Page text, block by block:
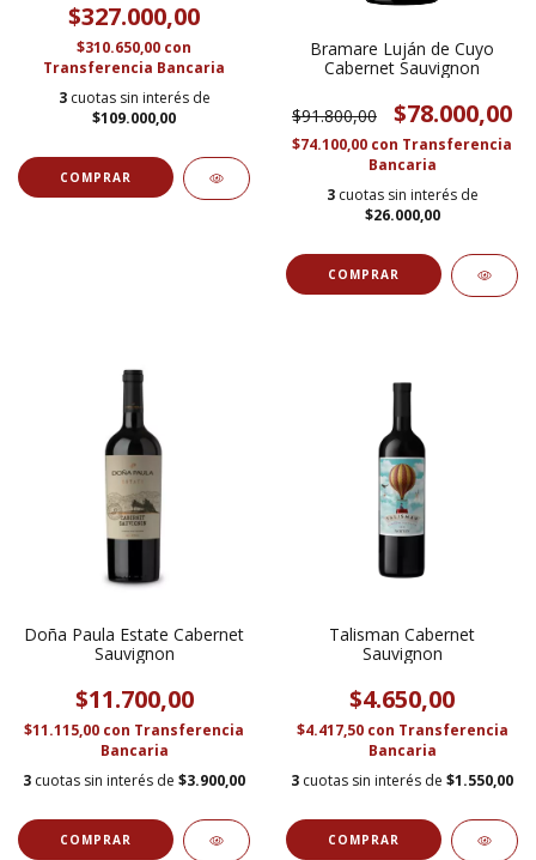
$327.000,00
$310.650,00 con
Transferencia Bancaria
3 cuotas sin interés de
$109.000,00
Bramare Luján de Cuyo
Cabernet Sauvignon
$91.800,00 $78.000,00
$74.100,00 con Transferencia
Bancaria
3 cuotas sin interés de
$26.000,00
Doña Paula Estate Cabernet
Sauvignon
$11.700,00
$11.115,00 con Transferencia
Bancaria
3 cuotas sin interés de $3.900,00
Talisman Cabernet
Sauvignon
$4.650,00
$4.417,50 con Transferencia
Bancaria
3 cuotas sin interés de $1.550,00